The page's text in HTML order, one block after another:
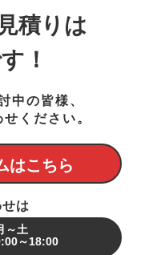
積りは
！
中の皆様、
ください。
はこちら
は
～土
～18:00